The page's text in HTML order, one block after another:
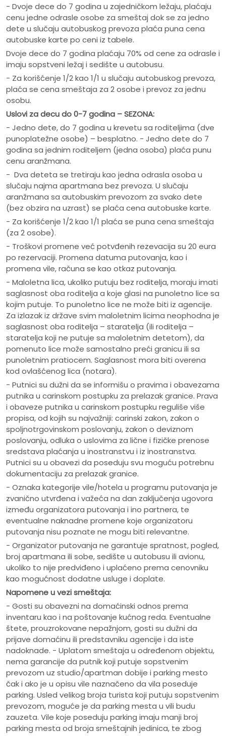
- Dvoje dece do 7 godina u zajedničkom ležaju, plaćaju
cenu jedne odrasle osobe za smeštaj dok se za jedno
dete u slučaju autobuskog prevoza plaća puna cena
autobuske karte po ceni iz tabele.
Dvoje dece do 7 godina plaćaju 70% od cene za odrasle i
imaju sopstveni ležaj i sedište u autobusu.
- Za korišćenje 1/2 kao 1/1 u slučaju autobuskog prevoza,
plaća se cena smeštaja za 2 osobe i prevoz za jednu
osobu.
Uslovi za decu do 0-7 godina – SEZONA:
- Jedno dete, do 7 godina u krevetu sa roditeljima (dve
punoplatežne osobe) – besplatno. - Jedno dete do 7
godina sa jednim roditeljem (jedna osoba) plaća punu
cenu aranžmana.
- Dva deteta se tretiraju kao jedna odrasla osoba u
slučaju najma apartmana bez prevoza. U slučaju
aranžmana sa autobuskim prevozom za svako dete
(bez obzira na uzrast) se plaća cena autobuske karte.
- Za korišćenje 1/2 kao 1/1 plaća se puna cena smeštaja
(za 2 osobe).
- Troškovi promene već potvđenih rezevacija su 20 eura
po rezervaciji. Promena datuma putovanja, kao i
promena vile, računa se kao otkaz putovanja.
- Maloletna lica, ukoliko putuju bez roditelja, moraju imati
saglasnost oba roditelja a koje glasi na punoletno lice sa
kojim putuje. To punoletno lice ne može biti iz agencije.
Za izlazak iz države svim maloletnim licima neophodna je
saglasnost oba roditelja – staratelja (ili roditelja –
staratelja koji ne putuje sa maloletnim detetom), da
pomenuto lice može samostalno preći granicu ili sa
punoletnim pratiocem. Saglasnost mora biti overena
kod ovlašćenog lica (notara).
- Putnici su dužni da se informišu o pravima i obavezama
putnika u carinskom postupku za prelazak granice. Prava
i obaveze putnika u carinskom postupku reguliše više
propisa, od kojih su najvažniji: carinski zakon, zakon o
spoljnotrgovinskom poslovanju, zakon o deviznom
poslovanju, odluka o uslovima za lične i fizičke prenose
sredstava plaćanja u inostranstvu i iz inostranstva.
Putnici su u obavezi da poseduju svu moguću potrebnu
dokumentaciju za prelazak granice.
- Oznaka kategorije vile/hotela u programu putovanja je
zvanično utvrđena i važeća na dan zaključenja ugovora
između organizatora putovanja i ino partnera, te
eventualne naknadne promene koje organizatoru
putovanja nisu poznate ne mogu biti relevantne.
- Organizator putovanja ne garantuje spratnost, pogled,
broj apartmana ili sobe, sedište u autobusu ili avionu,
ukoliko to nije predviđeno i uplaćeno prema cenovniku
kao mogućnost dodatne usluge i doplate.
Napomene u vezi smeštaja:
- Gosti su obavezni na domaćinski odnos prema
inventaru kao i na poštovanje kućnog reda. Eventualne
štete, prouzrokovane nepažnjom, gosti su dužni da
prijave domaćinu ili predstavniku agencije i da iste
nadoknade. - Uplatom smeštaja u određenom objektu,
nema garancije da putnik koji putuje sopstvenim
prevozom uz studio/apartman dobije i parking mesto
čak i ako je u opisu vile naznačeno da vila poseduje
parking. Usled velikog broja turista koji putuju sopstvenim
prevozom, moguće je da parking mesta u vili budu
zauzeta. Vile koje poseduju parking imaju manji broj
parking mesta od broja smeštajnih jedinica, te zbog